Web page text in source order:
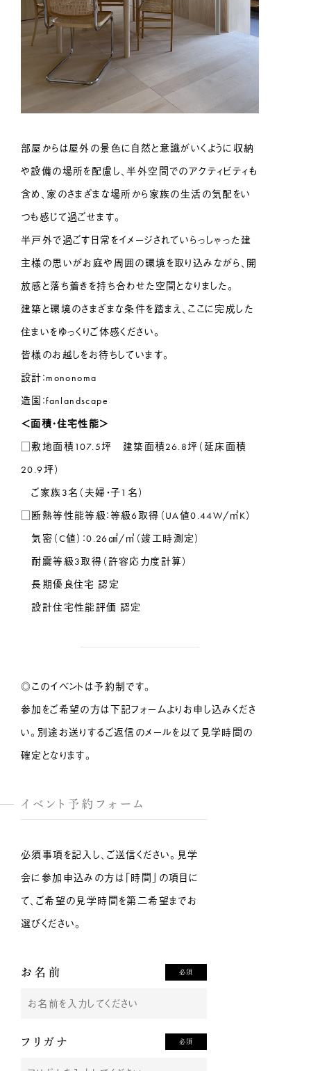
部屋からは屋外の景色に自然と意識がいくように収納
や設備の場所を配慮し、半外空間でのアクティビティも
含め、家のさまざまな場所から家族の生活の気配をい
つも感じて過ごせます。
半戸外で過ごす日常をイメージされていらっしゃった建
主様の思いがお庭や周囲の環境を取り込みながら、開
放感と落ち着きを持ち合わせた空間となりました。
建築と環境のさまざまな条件を踏まえ、ここに完成した
住まいをゆっくりご体感ください。
皆様のお越しをお待ちしています。
設計：mononoma
造園：fanlandscape
＜面積・住宅性能＞
□敷地面積107.5坪 建築面積26.8坪（延床面積
20.9坪）
ご家族3名（夫婦・子1名）
□断熱等性能等級：等級6取得（UA値0.44W/㎡K）
気密（C値）：0.26㎠/㎥（竣工時測定）
耐震等級3取得（許容応力度計算）
長期優良住宅 認定
設計住宅性能評価 認定
◎このイベントは予約制です。
参加をご希望の方は下記フォームよりお申し込みくださ
い。別途お送りするご返信のメールを以て見学時間の
確定となります。
イベント予約フォーム
必須事項を記入し、ご送信ください。見学
会に参加申込みの方は「時間」の項目に
て、ご希望の見学時間を第二希望までお
選びください。
お名前 必須
フリガナ 必須